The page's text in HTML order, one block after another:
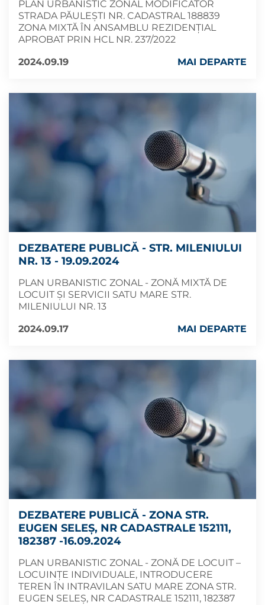
PLAN URBANISTIC ZONAL MODIFICATOR
STRADA PĂULEȘTI NR. CADASTRAL 188839
ZONA MIXTĂ ÎN ANSAMBLU REZIDENȚIAL
APROBAT PRIN HCL NR. 237/2022
2024.09.19
MAI DEPARTE
DEZBATERE PUBLICĂ - STR. MILENIULUI
NR. 13 - 19.09.2024
PLAN URBANISTIC ZONAL - ZONĂ MIXTĂ DE
LOCUIT ȘI SERVICII SATU MARE STR.
MILENIULUI NR. 13
2024.09.17
MAI DEPARTE
DEZBATERE PUBLICĂ - ZONA STR.
EUGEN SELEȘ, NR CADASTRALE 152111,
182387 -16.09.2024
PLAN URBANISTIC ZONAL - ZONĂ DE LOCUIT –
LOCUINȚE INDIVIDUALE, INTRODUCERE
TEREN ÎN INTRAVILAN SATU MARE ZONA STR.
EUGEN SELEȘ, NR CADASTRALE 152111, 182387